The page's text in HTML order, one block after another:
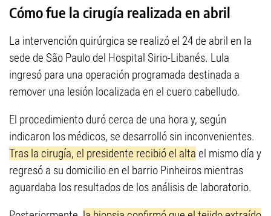
Cómo fue la cirugía realizada en abril
La intervención quirúrgica se realizó el 24 de abril en la
sede de São Paulo del Hospital Sirio-Libanés. Lula
ingresó para una operación programada destinada a
remover una lesión localizada en el cuero cabelludo.
El procedimiento duró cerca de una hora y, según
indicaron los médicos, se desarrolló sin inconvenientes.
Tras la cirugía, el presidente recibió el alta el mismo día y
regresó a su domicilio en el barrio Pinheiros mientras
aguardaba los resultados de los análisis de laboratorio.